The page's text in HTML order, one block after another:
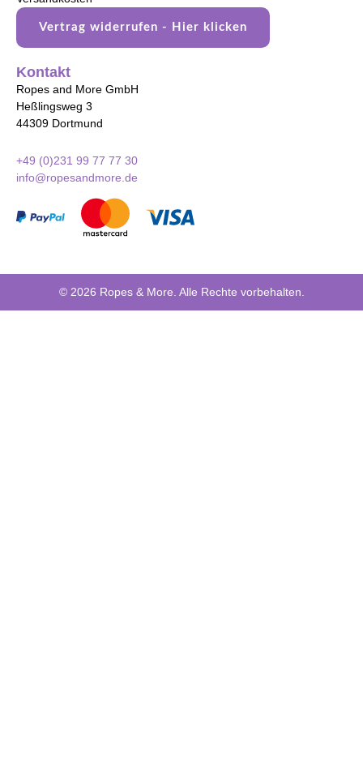
Vertrag widerrufen - Hier klicken
Kontakt
Ropes and More GmbH
Heßlingsweg 3
44309 Dortmund
+49 (0)231 99 77 77 30
info@ropesandmore.de
© 2026 Ropes & More. Alle Rechte vorbehalten.